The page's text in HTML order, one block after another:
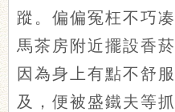
蹤。偏偏冤枉不巧
馬茶房附近擺設香
因為身上有點不舒
及，便被盛鐵夫等抓